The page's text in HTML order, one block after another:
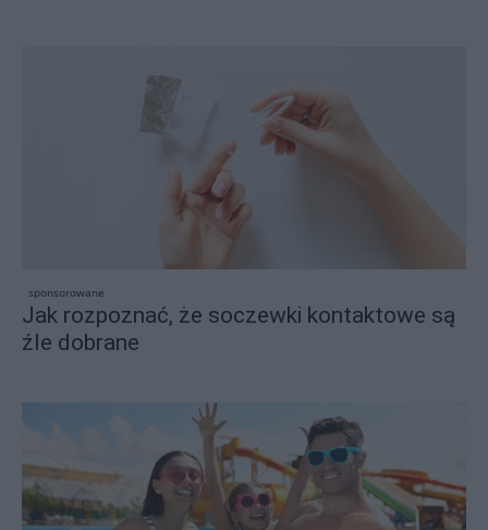
sponsorowane
Jak rozpoznać, że soczewki kontaktowe są
źle dobrane